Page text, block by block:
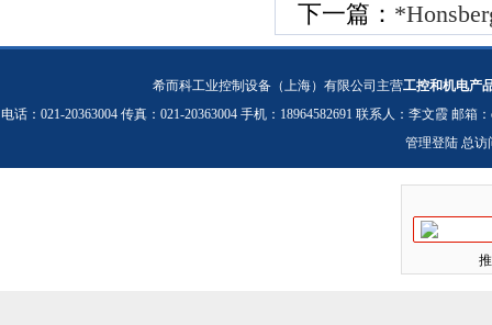
下一篇：
希而科工业控制设备（上海）有限公司主营工控和机电产
电话：021-20363004 传真：021-20363004 手机：18964582691 联系人：李文霞 邮箱：
管理登陆 总访